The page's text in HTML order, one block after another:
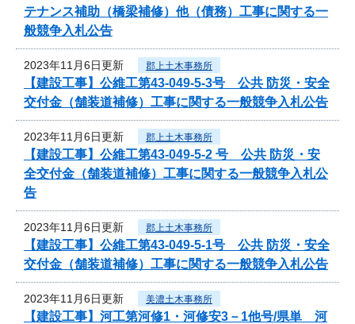
テナンス補助（橋梁補修）他（債務）工事に関する一
般競争入札公告
2023年11月6日更新 郡上土木事務所
【建設工事】公維工第43-049-5-3号 公共 防災・安全
交付金（舗装道補修）工事に関する一般競争入札公告
2023年11月6日更新 郡上土木事務所
【建設工事】公維工第43-049-5-2 号 公共 防災・安
全交付金（舗装道補修）工事に関する一般競争入札公
告
2023年11月6日更新 郡上土木事務所
【建設工事】公維工第43-049-5-1号 公共 防災・安全
交付金（舗装道補修）工事に関する一般競争入札公告
2023年11月6日更新 美濃土木事務所
【建設工事】河工第河修1・河修安3－1他号/県単 河